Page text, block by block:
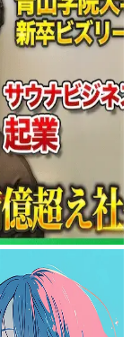
等学院
イン
ミュ
介